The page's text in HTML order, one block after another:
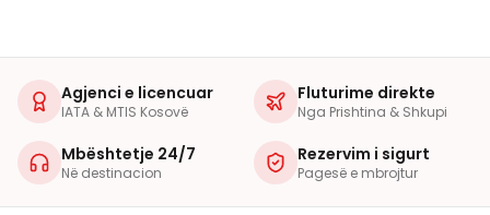
Agjenci e licencuar
IATA & MTIS Kosovë
Fluturime direkte
Nga Prishtina & Shkupi
Mbështetje 24/7
Në destinacion
Rezervim i sigurt
Pagesë e mbrojtur